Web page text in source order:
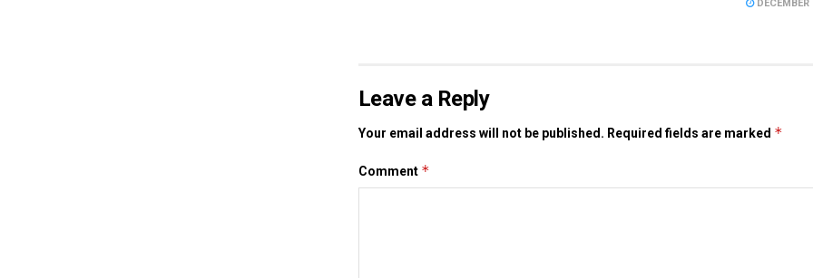
DECEMBER
Leave a Reply
Your email address will not be published. Required fields are marked *
Comment *